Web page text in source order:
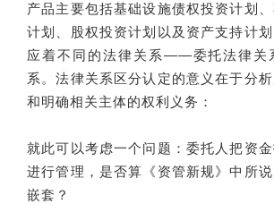
产品主要包括基础设施债权投资计划
计划、股权投资计划以及资产支持计
应着不同的法律关系——委托法律关
系。法律关系区分认定的意义在于分
和明确相关主体的权利义务：
就此可以考虑一个问题：委托人把资
进行管理，是否算《资管新规》中所
嵌套？